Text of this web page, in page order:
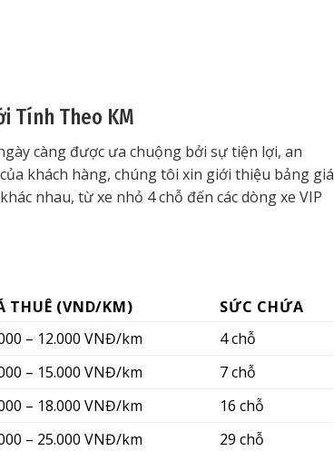
Tính Theo KM
càng được ưa chuộng bởi sự tiện lợi, an
khách hàng, chúng tôi xin giới thiệu bảng giá
nhau, từ xe nhỏ 4 chỗ đến các dòng xe VIP
THUÊ (VND/KM)
SỨC CHỨA
– 12.000 VNĐ/km
4 chỗ
– 15.000 VNĐ/km
7 chỗ
– 18.000 VNĐ/km
16 chỗ
– 25.000 VNĐ/km
29 chỗ